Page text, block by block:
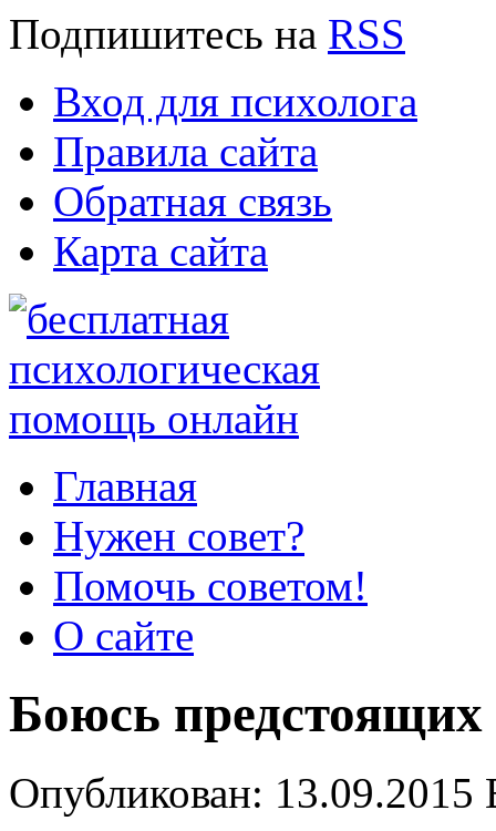
Подпишитесь на RSS
Вход для психолога
Правила сайта
Обратная связь
Карта сайта
Главная
Нужен совет?
Помочь советом!
О сайте
Боюсь предстоящих
Опубликован: